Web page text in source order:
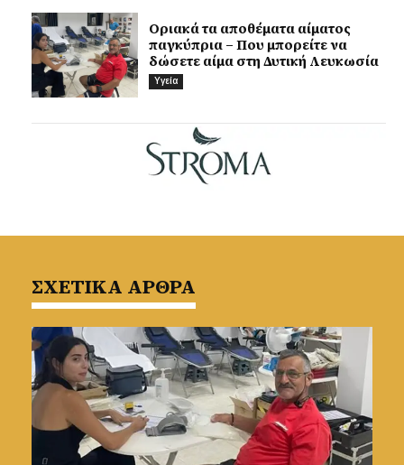
Οριακά τα αποθέματα αίματος
παγκύπρια – Που μπορείτε να
δώσετε αίμα στη Δυτική Λευκωσία
Υγεία
ΣΧΕΤΙΚΑ ΑΡΘΡΑ